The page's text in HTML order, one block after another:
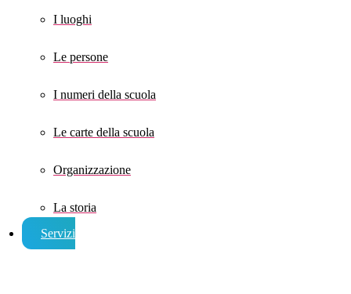
I luoghi
Le persone
I numeri della scuola
Le carte della scuola
Organizzazione
La storia
Servizi